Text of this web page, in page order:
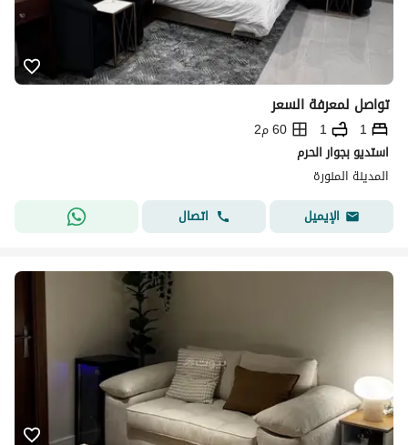
تواصل لمعرفة السعر
1
1
60 م2
استديو بجوار الحرم
المدينة المنورة
الإيميل
اتصال